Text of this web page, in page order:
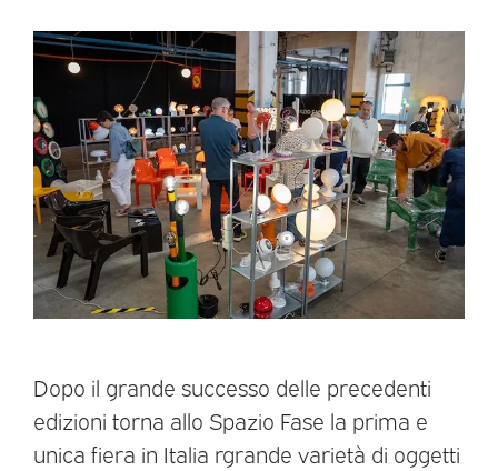
Dopo il grande successo delle precedenti
edizioni torna allo Spazio Fase la prima e
unica fiera in Italia rgrande varietà di oggetti